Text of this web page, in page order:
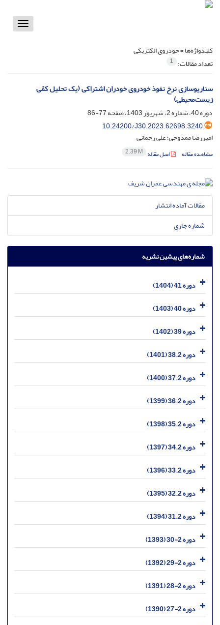
Toggle
کلیدواژه‌ها =خودروی الکتریکی
تعداد مقالات: 1
سناریوسازی نرخ نفوذ خودروی خودران اشتراکی (یک تحلیل کمّی
زیست‌محیطی)
دوره 40، شماره 2، شهریور 1403، صفحه
77-86
10.24200/J30.2023.62698.3240
امیررضا ممدوحی؛ علی رحمانی
مشاهده مقاله اصل مقاله 2.39 M
مقالات آماده انتشار
شماره جاری
شماره‌های پیشین نشریه
دوره 41 (1404)
دوره 40 (1403)
دوره 39 (1402)
دوره 38.2 (1401)
دوره 37.2 (1400)
دوره 36.2 (1399)
دوره 35.2 (1398)
دوره 34.2 (1397)
دوره 33.2 (1396)
دوره 32.2 (1395)
دوره 31.2 (1394)
دوره 2-30 (1393)
دوره 2-29 (1392)
دوره 2-28 (1391)
دوره 2-27 (1390)